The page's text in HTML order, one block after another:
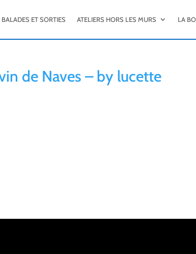
BALADES ET SORTIES ATELIERS HORS LES MURS LA
de Naves – by lucette